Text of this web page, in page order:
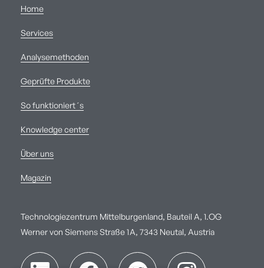
Home
Services
Analysemethoden
Geprüfte Produkte
So funktioniert´s
Knowledge center
Über uns
Magazin
Technologiezentrum Mittelburgenland, Bauteil A, 1.OG
Werner von Siemens Straße 1A, 7343 Neutal, Austria